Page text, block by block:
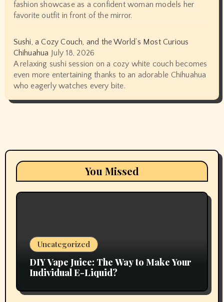
fashion showcase as a confident woman models her
favorite outfit in front of the mirror.
Sushi, a Cozy Couch, and the World’s Most Curious
Chihuahua
July 18, 2026
A relaxing sushi session on a cozy white couch becomes
even more entertaining thanks to an adorable Chihuahua
who eagerly watches every bite.
You Missed
Uncategorized
DIY Vape Juice: The Way to Make Your
Individual E-Liquid?